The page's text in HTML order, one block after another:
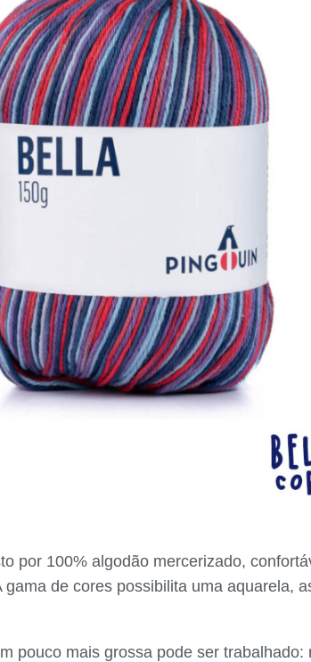
por 100% algodão mercerizado,
gama de cores possibilita uma aquarela,
pouco mais grossa pode ser trabalhado: